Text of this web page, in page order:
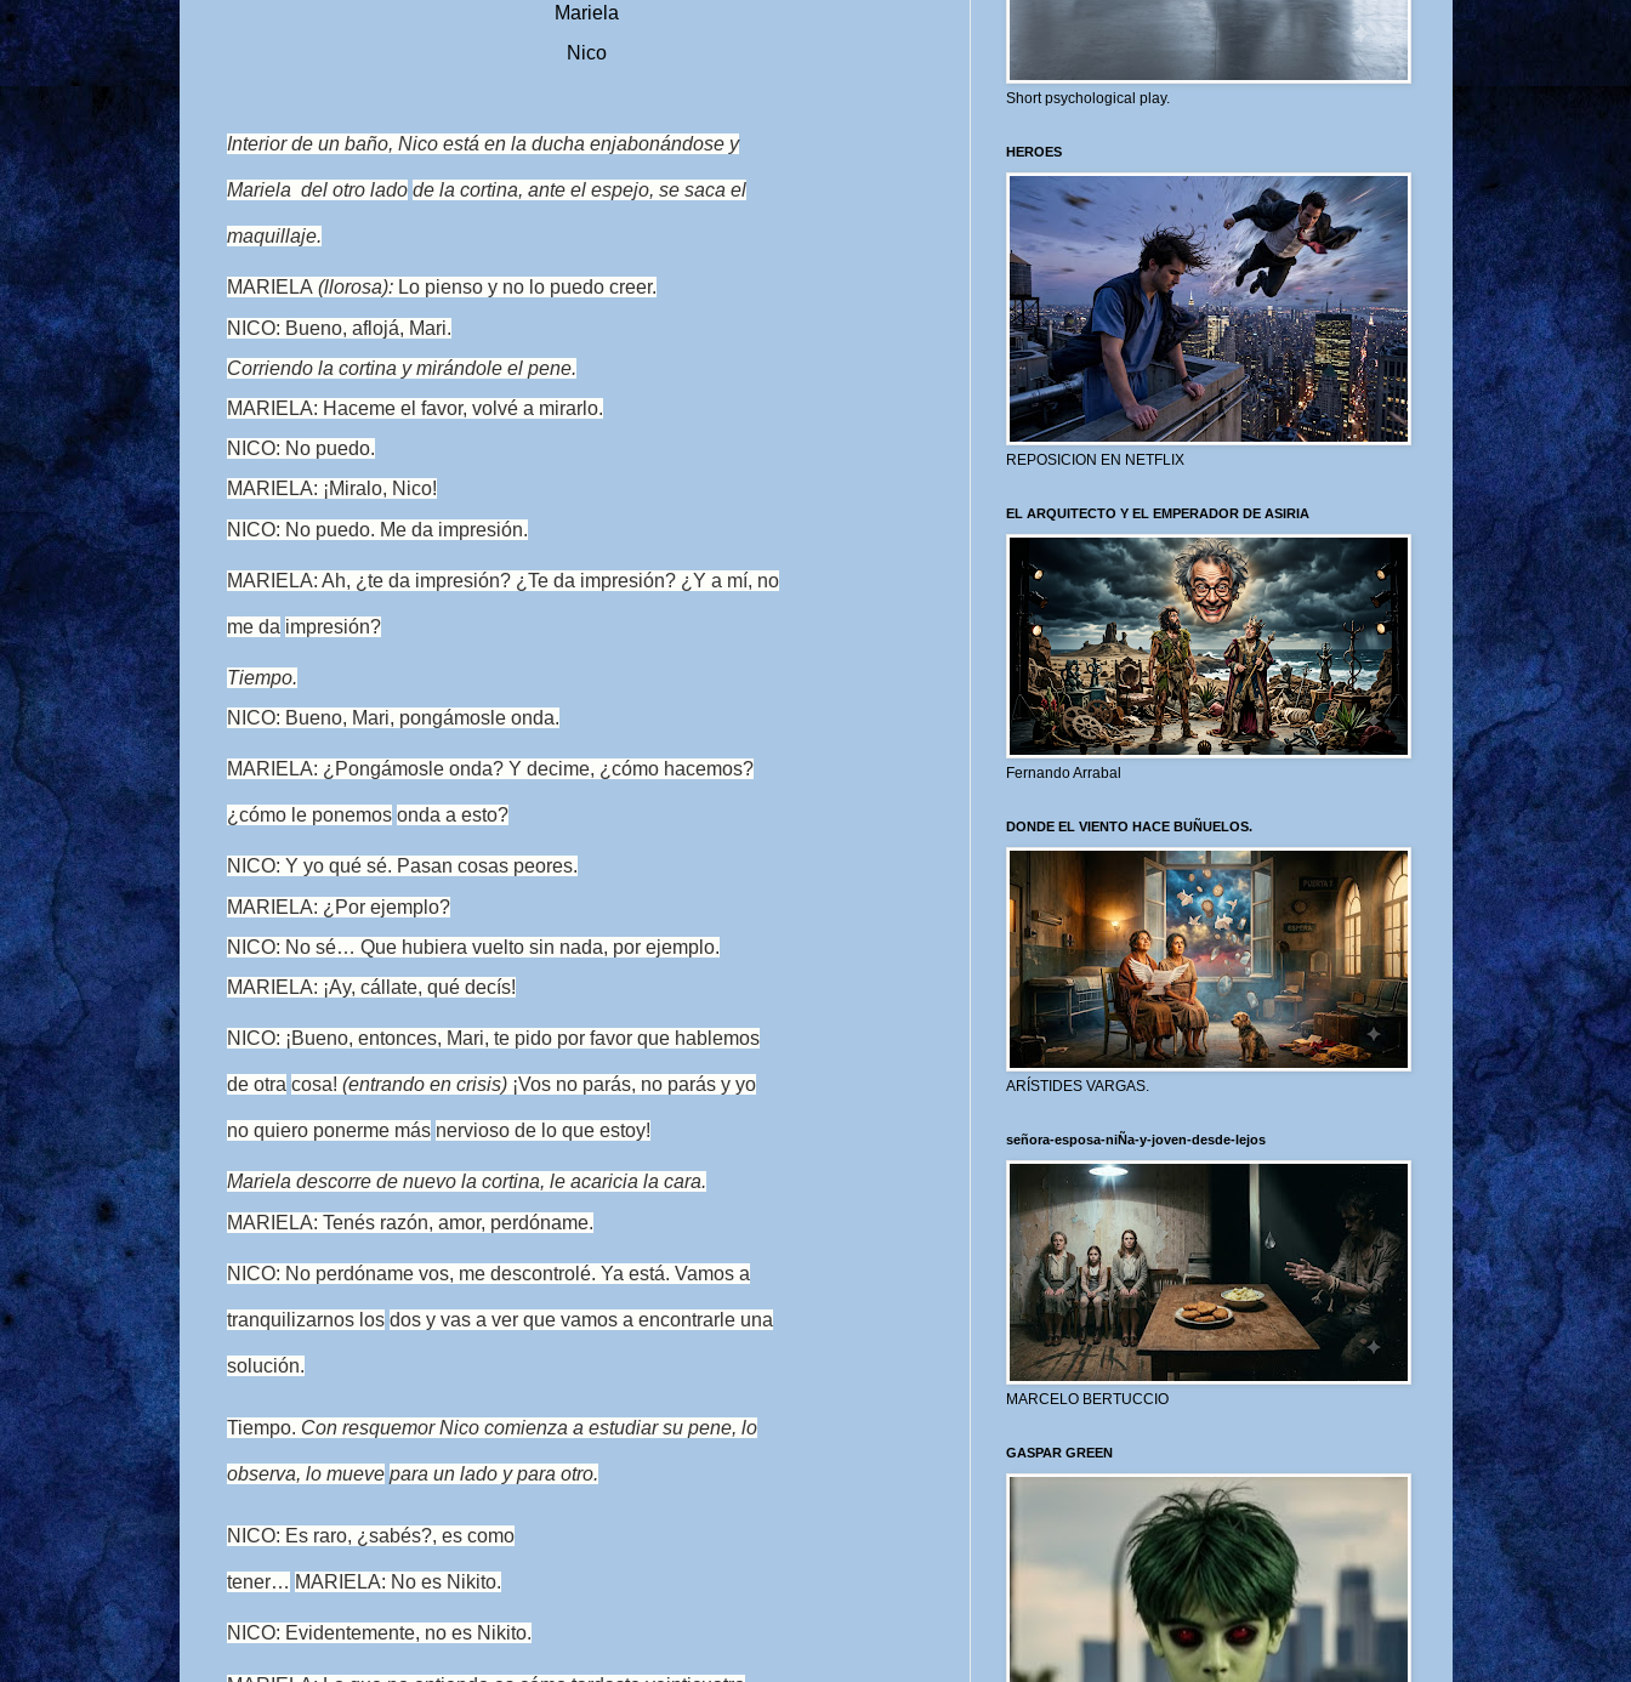
Mariela
Nico
Interior de un baño, Nico está en la ducha enjabonándose y
Mariela del otro lado de la cortina, ante el espejo, se saca el
maquillaje.
MARIELA (llorosa): Lo pienso y no lo puedo creer.
NICO: Bueno, aflojá, Mari.
Corriendo la cortina y mirándole el pene.
MARIELA: Haceme el favor, volvé a mirarlo.
NICO: No puedo.
MARIELA: ¡Miralo, Nico!
NICO: No puedo. Me da impresión.
MARIELA: Ah, ¿te da impresión? ¿Te da impresión? ¿Y a mí, no
me da impresión?
Tiempo.
NICO: Bueno, Mari, pongámosle onda.
MARIELA: ¿Pongámosle onda? Y decime, ¿cómo hacemos?
¿cómo le ponemos onda a esto?
NICO: Y yo qué sé. Pasan cosas peores.
MARIELA: ¿Por ejemplo?
NICO: No sé… Que hubiera vuelto sin nada, por ejemplo.
MARIELA: ¡Ay, cállate, qué decís!
NICO: ¡Bueno, entonces, Mari, te pido por favor que hablemos
de otra cosa! (entrando en crisis) ¡Vos no parás, no parás y yo
no quiero ponerme más nervioso de lo que estoy!
Mariela descorre de nuevo la cortina, le acaricia la cara.
MARIELA: Tenés razón, amor, perdóname.
NICO: No perdóname vos, me descontrolé. Ya está. Vamos a
tranquilizarnos los dos y vas a ver que vamos a encontrarle una
solución.
Tiempo. Con resquemor Nico comienza a estudiar su pene, lo
observa, lo mueve para un lado y para otro.
NICO: Es raro, ¿sabés?, es como
tener… MARIELA: No es Nikito.
NICO: Evidentemente, no es Nikito.
Short psychological play.
HEROES
REPOSICION EN NETFLIX
EL ARQUITECTO Y EL EMPERADOR DE ASIRIA
Fernando Arrabal
DONDE EL VIENTO HACE BUÑUELOS.
ARÍSTIDES VARGAS.
señora-esposa-niÑa-y-joven-desde-lejos
MARCELO BERTUCCIO
GASPAR GREEN